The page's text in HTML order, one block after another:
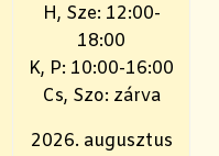
H, Sze: 12:00-
18:00
K, P: 10:00-16:00
Cs, Szo: zárva
2026. augusztus